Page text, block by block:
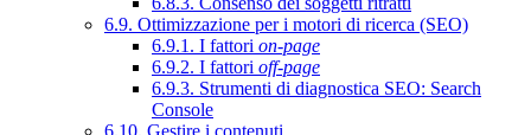
6.9. Ottimizzazione per i motori di ricerca (SEO)
6.9.1. I fattori on-page
6.9.2. I fattori off-page
6.9.3. Strumenti di diagnostica SEO: Search
Console
6.10. Gestire i contenuti